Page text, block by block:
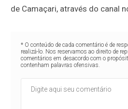
de Camaçari, através do canal
* O conteúdo de cada comentário é de
realizá-lo. Nos reservamos ao direito de
comentários em desacordo com o
contenham palavras ofensivas.